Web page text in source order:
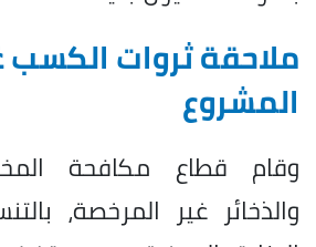
ملاحقة ثروات الكسب
المشروع
وقام قطاع مكافحة
والذخائر غير المرخصة،